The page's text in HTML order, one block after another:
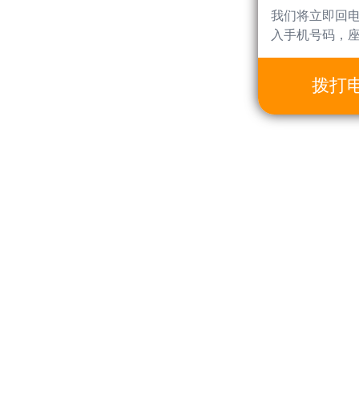
我们将立即回
入手机号码，
拨打